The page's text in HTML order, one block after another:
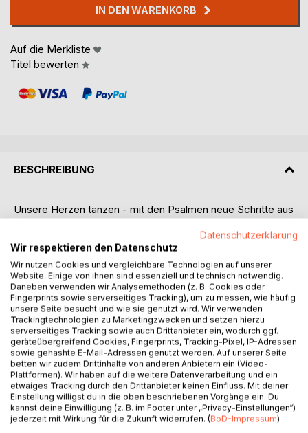
IN DEN WARENKORB
Auf die Merkliste
Titel bewerten
BESCHREIBUNG
Unsere Herzen tanzen - mit den Psalmen neue Schritte aus
Psalmen sind zeitlose Schätze hebräischer Poesie. Seit
Jahrhunderten sind sie auf der ganzen Welt für Menschen
jeden Alters Quelle der Hoffnung. Ob in stillen Augenblicken
oder in aufwühlenden Momenten, sie inspirieren, ermutigen
und geben Kraft. Unabhängig von der Glaubensrichtung
eröffnen sie neue Perspektiven.
Die Autorin hat für dieses Buch sechzehn Psalmen
ausgewählt, die sie beim täglichen Gebet besonders
berührt haben. Zunächst nahm sie Pinsel und Farbe, um die
inneren Bilder auf Papier zu bringen. Immer weiter in die
Bilder und Texte eintauchend, nahm sie die vielfältigen
Verbindungen der Psalmen zum Neuen Testament wahr.
Jedem der Psalmen hat sie eine Zeile des Vaterunsers,
Datenschutzerklärung
Wir respektieren den Datenschutz
Wir nutzen Cookies und vergleichbare Technologien auf unserer
Website. Einige von ihnen sind essenziell und technisch notwendig.
Daneben verwenden wir Analysemethoden (z. B. Cookies oder
Fingerprints sowie serverseitiges Tracking), um zu messen, wie häufig
unsere Seite besucht und wie sie genutzt wird. Wir verwenden
Trackingtechnologien zu Marketingzwecken und setzen hierzu
serverseitiges Tracking sowie auch Drittanbieter ein, wodurch ggf.
geräteübergreifend Cookies, Fingerprints, Tracking-Pixel, IP-Adressen
sowie gehashte E-Mail-Adressen genutzt werden. Auf unserer Seite
betten wir zudem Drittinhalte von anderen Anbietern ein (Video-
Plattformen). Wir haben auf die weitere Datenverarbeitung und ein
etwaiges Tracking durch den Drittanbieter keinen Einfluss. Mit deiner
Einstellung willigst du in die oben beschriebenen Vorgänge ein. Du
kannst deine Einwilligung (z. B. im Footer unter „Privacy-Einstellungen“)
jederzeit mit Wirkung für die Zukunft widerrufen. (BoD-Impressum)